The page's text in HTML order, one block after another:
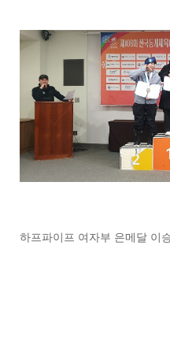
하프파이프 여자부 은메달 이